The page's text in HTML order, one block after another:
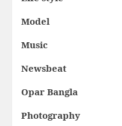
Model
Music
Newsbeat
Opar Bangla
Photography